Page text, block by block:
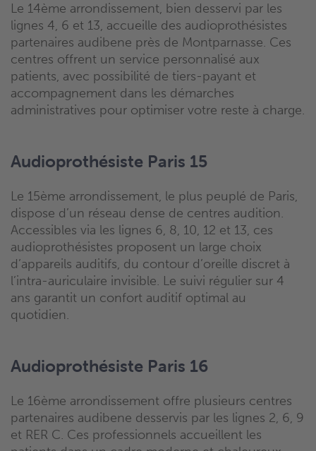
Le 14ème arrondissement, bien desservi par les
lignes 4, 6 et 13, accueille des audioprothésistes
partenaires audibene près de Montparnasse. Ces
centres offrent un service personnalisé aux
patients, avec possibilité de tiers-payant et
accompagnement dans les démarches
administratives pour optimiser votre reste à charge.
Audioprothésiste Paris 15
Le 15ème arrondissement, le plus peuplé de Paris,
dispose d’un réseau dense de centres audition.
Accessibles via les lignes 6, 8, 10, 12 et 13, ces
audioprothésistes proposent un large choix
d’appareils auditifs, du contour d’oreille discret à
l’intra-auriculaire invisible. Le suivi régulier sur 4
ans garantit un confort auditif optimal au
quotidien.
Audioprothésiste Paris 16
Le 16ème arrondissement offre plusieurs centres
partenaires audibene desservis par les lignes 2, 6, 9
et RER C. Ces professionnels accueillent les